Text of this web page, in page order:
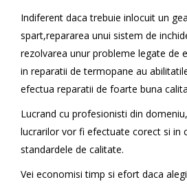
Indiferent daca trebuie inlocuit un
spart,repararea unui sistem de
rezolvarea unur probleme legate de
in reparatii de termopane au
efectua reparatii de foarte buna
Lucrand cu profesionisti din
lucrarilor vor fi efectuate corect si in
standardele de calitate.
Vei economisi timp si efort daca